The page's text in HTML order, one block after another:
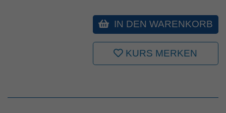
IN DEN WARENKORB
KURS MERKEN